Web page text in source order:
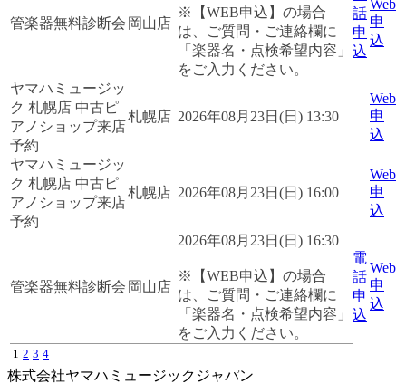
管楽器無料診断会 岡山店
※【WEB申込】の場合
は、ご質問・ご連絡欄に
「楽器名・点検希望内容」
をご入力ください。
話
申
込
Web
申
込
ヤマハミュージッ
ク 札幌店 中古ピ
アノショップ来店
予約
札幌店 2026年08月23日(日) 13:30
Web
申
込
ヤマハミュージッ
ク 札幌店 中古ピ
アノショップ来店
予約
札幌店 2026年08月23日(日) 16:00
Web
申
込
管楽器無料診断会 岡山店
2026年08月23日(日) 16:30
※【WEB申込】の場合
は、ご質問・ご連絡欄に
「楽器名・点検希望内容」
をご入力ください。
電
話
申
込
Web
申
込
1 2 3 4
株式会社ヤマハミュージックジャパン